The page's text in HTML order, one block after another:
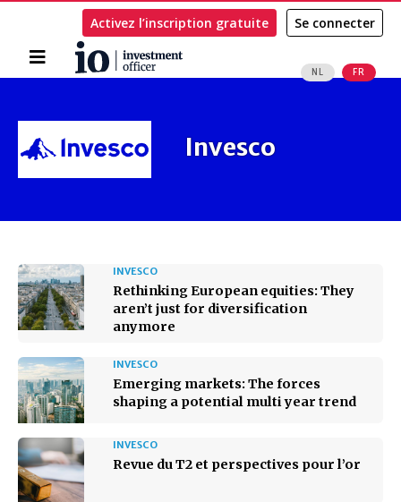
Accueil
NL FR
Activez l’inscription gratuite Se connecter
Invesco
INVESCO
Rethinking European equities: They
aren’t just for diversification
anymore
INVESCO
Emerging markets: The forces
shaping a potential multi year trend
INVESCO
Revue du T2 et perspectives pour l’or